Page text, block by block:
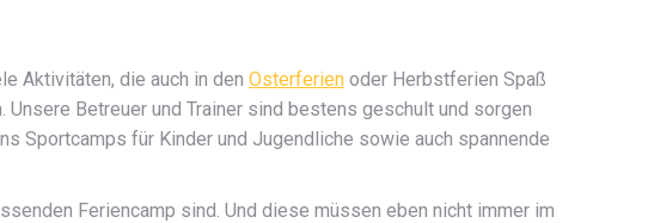
Aktivitäten, die auch in den Osterferien oder Herbstferien Spaß
Betreuer und Trainer sind bestens geschult und sorgen
Sportcamps für Kinder und Jugendliche sowie auch spannende
Feriencamp sind. Und diese müssen eben nicht immer im